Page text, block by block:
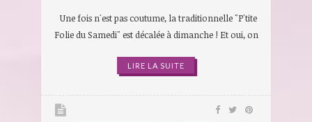
Une fois n'est pas coutume, la traditionnelle "P'tite
Folie du Samedi" est décalée à dimanche ! Et oui, on
LIRE LA SUITE